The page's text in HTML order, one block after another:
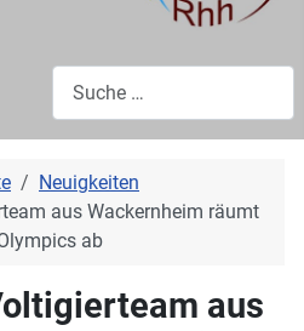
Neuigkeiten
aus Wackernheim räumt
ab
aus